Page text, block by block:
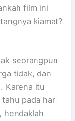
film ini
kiamat?
seorangpun
tidak, dan
Karena itu
pada hari
hendaklah